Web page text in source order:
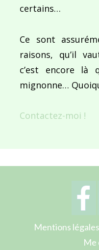
certains…
Ce sont
raisons, qu’il
c’est encore
mignonne…
Contactez-moi !
Mentions légales
Me